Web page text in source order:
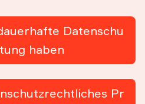
Datenschu
haben
Pr